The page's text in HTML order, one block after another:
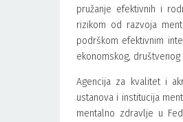
pružanje efektivnih i
rizikom od razvoja
podrškom efektivnim
ekonomskog,
Agencija za kvalitet i
ustanova i institucija
mentalno zdravlje u